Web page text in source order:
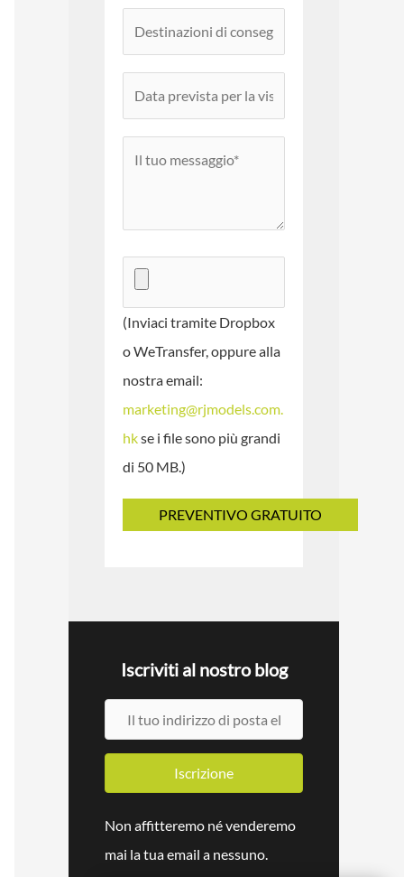
(Inviaci tramite Dropbox
o WeTransfer, oppure alla
nostra email:
marketing@rjmodels.com.
hkse i file sono più grandi
di 50 MB.)
Iscriviti al nostro blog
l
u
o
i
Iscrizione
Non affitteremo né venderemo
mai la tua email a nessuno.